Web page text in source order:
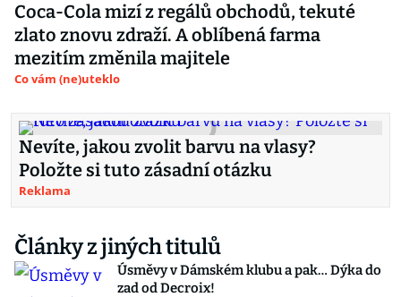
Coca-Cola mizí z regálů obchodů, tekuté
zlato znovu zdraží. A oblíbená farma
mezitím změnila majitele
Co vám (ne)uteklo
Nevíte, jakou zvolit barvu na vlasy?
Položte si tuto zásadní otázku
Reklama
Články z jiných titulů
Úsměvy v Dámském klubu a pak… Dýka do
zad od Decroix!